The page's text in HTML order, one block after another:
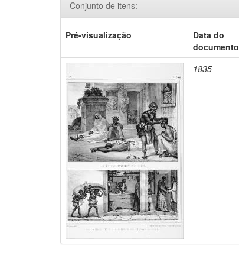
Conjunto de itens:
Pré-visualização
Data do
documento
1835